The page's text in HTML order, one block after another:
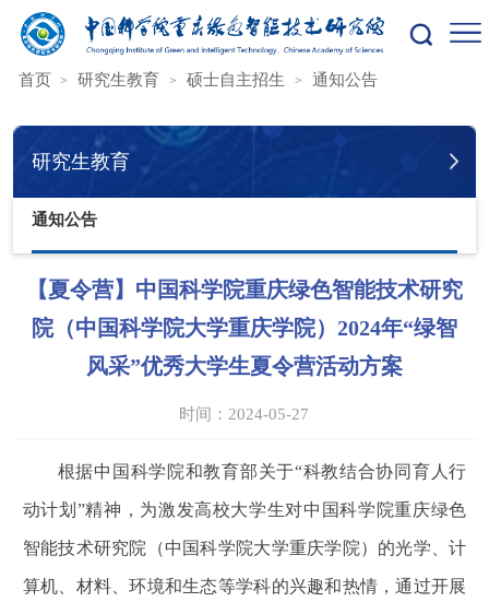
您的位置：
首页 研究生教育 硕士自主招生 通知公告
研究生教育
通知公告
【夏令营】中国科学院重庆绿色智能技术研究
院（中国科学院大学重庆学院）2024年“绿智
风采”优秀大学生夏令营活动方案
时间：2024-05-27
根据中国科学院和教育部关于“科教结合协同育人行
动计划”精神，为激发高校大学生对中国科学院重庆绿色
智能技术研究院（中国科学院大学重庆学院）的光学、计
算机、材料、环境和生态等学科的兴趣和热情，通过开展